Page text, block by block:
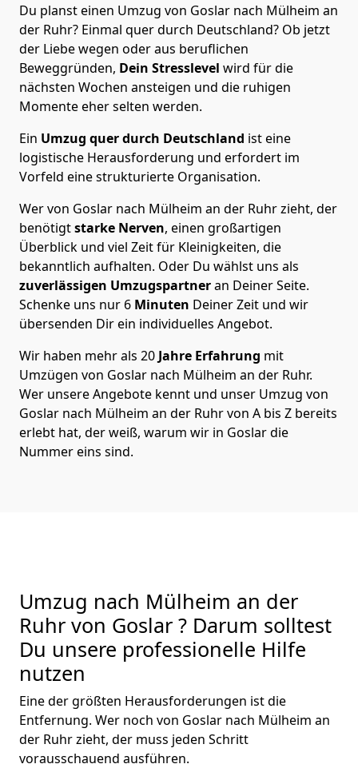
Du planst einen Umzug von Goslar nach Mülheim an
der Ruhr? Einmal quer durch Deutschland? Ob jetzt
der Liebe wegen oder aus beruflichen
Beweggründen, Dein Stresslevel wird für die
nächsten Wochen ansteigen und die ruhigen
Momente eher selten werden.
Ein Umzug quer durch Deutschland ist eine
logistische Herausforderung und erfordert im
Vorfeld eine strukturierte Organisation.
Wer von Goslar nach Mülheim an der Ruhr zieht, der
benötigtstarke Nerven, einen großartigen
Überblick und viel Zeit für Kleinigkeiten, die
bekanntlich aufhalten. Oder Du wählst uns als
zuverlässigen Umzugspartneran Deiner Seite.
Schenke uns nur 6 Minuten Deiner Zeit und wir
übersenden Dir ein individuelles Angebot.
Wir haben mehr als 20 Jahre Erfahrung mit
Umzügen von Goslar nach Mülheim an der Ruhr.
Wer unsere Angebote kennt und unser Umzug von
Goslar nach Mülheim an der Ruhr von A bis Z bereits
erlebt hat, der weiß, warum wir in Goslar die
Nummer eins sind.
Umzug nach Mülheim an der
Ruhr von Goslar ? Darum solltest
Du unsere professionelle Hilfe
nutzen
Eine der größten Herausforderungen ist die
Entfernung. Wer noch von Goslar nach Mülheim an
der Ruhr zieht, der muss jeden Schritt
vorausschauend ausführen.